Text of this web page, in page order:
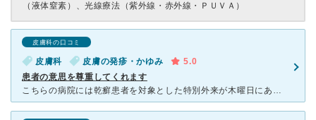
（液体窒素）、光線療法（紫外線・赤外線・ＰＵＶＡ）
皮膚科の口コミ
皮膚科 皮膚の発疹・かゆみ
5.0
患者の意思を尊重してくれます
こちらの病院には乾癬患者を対象とした特別外来が木曜日にあり、予約制なので待ち時間もそれほど長くなく、大学病院としてはかなりスムーズに診察してもらえるのではという印象を持っています。血液検査やレントゲン